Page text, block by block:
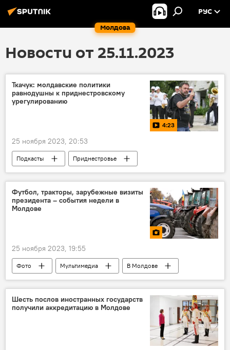
Молдова
РУС
Новости от 25.11.2023
Ткачук: молдавские политики
равнодушны к приднестровскому
урегулированию
4:23
25 ноября 2023, 20:53
Подкасты
Приднестровье
приднестровский конфликт
Приднестровское урегулирование
В Молдове
Молдова
Футбол, тракторы, зарубежные визиты
президента – события недели в
Молдове
25 ноября 2023, 19:55
Фото Мультимедиа
В Молдове
Молдова
Шесть послов иностранных государств
получили аккредитацию в Молдове